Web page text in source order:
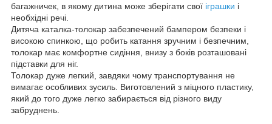
багажничек, в якому дитина може зберігати свої іграшки і
необхідні речі.
Дитяча каталка-толокар забезпечений бампером безпеки і
високою спинкою, що робить катання зручним і безпечним,
толокар має комфортне сидіння, внизу з боків розташовані
підставки для ніг.
Толокар дуже легкий, завдяки чому транспортування не
вимагає особливих зусиль. Виготовлений з міцного пластику,
який до того дуже легко забирається від різного виду
забруднень.